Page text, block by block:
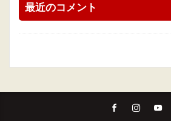
最近のコメント